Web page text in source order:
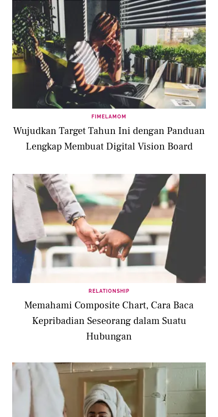
FIMELAMOM
Wujudkan Target Tahun Ini dengan Panduan
Lengkap Membuat Digital Vision Board
RELATIONSHIP
Memahami Composite Chart, Cara Baca
Kepribadian Seseorang dalam Suatu
Hubungan